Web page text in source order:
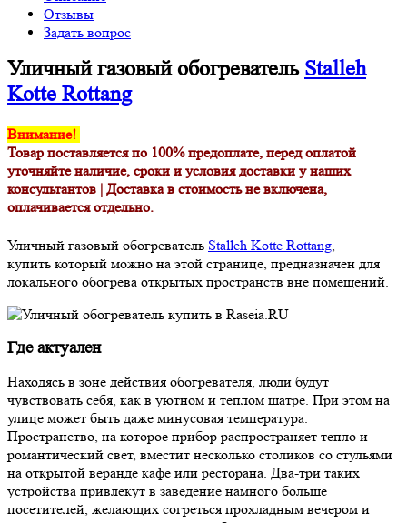
Отзывы
Задать вопрос
Уличный газовый обогреватель Stalleh
Kotte Rottang
Внимание!
Товар поставляется по 100% предоплате, перед оплатой
уточняйте наличие, сроки и условия доставки у наших
консультантов | Доставка в стоимость не включена,
оплачивается отдельно.
Уличный газовый обогреватель Stalleh Kotte Rottang,
купить который можно на этой странице, предназначен для
локального обогрева открытых пространств вне помещений.
Где актуален
Находясь в зоне действия обогревателя, люди будут
чувствовать себя, как в уютном и теплом шатре. При этом на
улице может быть даже минусовая температура.
Пространство, на которое прибор распространяет тепло и
романтический свет, вместит несколько столиков со стульями
на открытой веранде кафе или ресторана. Два-три таких
устройства привлекут в заведение намного больше
посетителей, желающих согреться прохладным вечером и